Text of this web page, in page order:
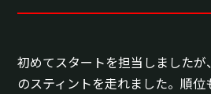
初めてスタートを担当しました
のスティントを走れました。順